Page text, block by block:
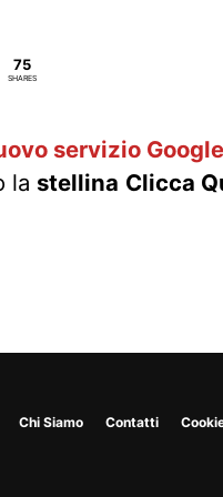
75
SHARES
servizio
la stellina Clicca
Chi Siamo Contatti